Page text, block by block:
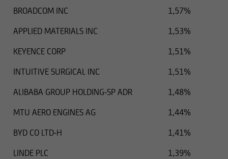
BROADCOM INC
1,57%
APPLIED MATERIALS INC
1,53%
KEYENCE CORP
1,51%
INTUITIVE SURGICAL INC
1,51%
ALIBABA GROUP HOLDING-SP ADR
1,48%
MTU AERO ENGINES AG
1,44%
BYD CO LTD-H
1,41%
LINDE PLC
1,39%